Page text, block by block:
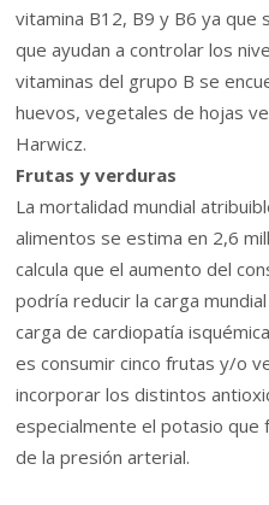
vitamina B12, B9 y B6 ya
que ayudan a controlar los
vitaminas del grupo B se
huevos, vegetales de hojas
Harwicz.
Frutas y verduras
La mortalidad mundial
alimentos se estima en 2,6
calcula que el aumento del
podría reducir la carga
carga de cardiopatía
es consumir cinco frutas y/o
incorporar los distintos
especialmente el potasio que
de la presión arterial.